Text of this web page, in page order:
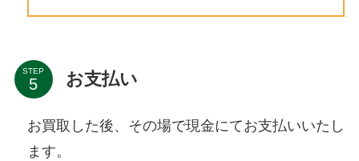
STEP お支払い
お買取した後、その場で現金にてお支払いいたし
ます。